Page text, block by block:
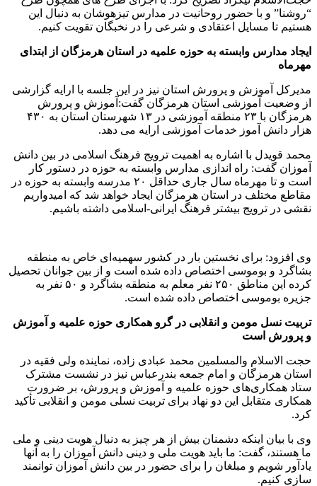
“روشنا” و با حضور روحانیت در مدارس تیزهوشان به دنبال این
هستیم تا مسایل اعتقادی و شرعی را در نخبگان تقویت کنیم.
ایجاد مدارس وابسته به حوزه علمیه در استان هرمزگان از ابتدای
مهرماه
مدیرکل آموزش و پرورش استان نیز در این جلسه با ارایه گزارشی
از وضعیت آموزشی استان هرمزگان گفت:آموزش و پرورش
هرمزگان با ۲۳ منطقه آموزشی در ۱۳ شهرستان استان به ۴۳۰
هزار دانش آموز خدمات آموزشی ارایه می دهد.
محمد قویدل با اشاره به اهمیت ترویج فرهنگ اسلامی در بین دانش
آموزان گفت: راه اندازی مدارس وابسته به حوزه در دستور کار
است و تا مهرماه سال جاری حداقل ۲۰ مدرسه وابسته به حوزه در
مقاطع مختلف در استان هرمزگان ایجاد خواهد شد که امیدواریم
نقشی در ترویج بیشتر فرهنگ ایرانی-اسلامی داشته باشیم.
وی افزود: برای نخستین بار در کشور سهمیه‌ای خاص به منطقه
بشاگرد و بوموسی اختصاص داده شده است و از بین جوانان تحصیل
کرده این مناطق ۲۵۰ نفر معلم به منطقه بشاگرد و ۵۰ نفر به
جزیره بوموسی اختصاص داده شده است.
تربیت نسل مومن و انقلابی در گرو همکاری حوزه علمیه و آموزش
و پرورش است
حجت الاسلام والمسلمین محمد عبادی زاده، نماینده ولی فقیه در
استان هرمزگان و امام جمعه بندرعباس نیز در نشست مشترک
ستاد همکاری‌های حوزه علمیه و آموزش و پرورش، بر ضرورت
همکاری متقابل این دو نهاد برای تربیت نسلی مومن و انقلابی تأکید
کرد.
وی با بیان اینکه دشمنان بیش از هر چیز به دنبال هویت دینی و ملی
ما هستند، گفت: ما باید هویت ملی و دینی دانش آموزان را به آنها
یادآور شویم و مبلغان را برای حضور در بین دانش آموزان توانمند
سازی کنیم.